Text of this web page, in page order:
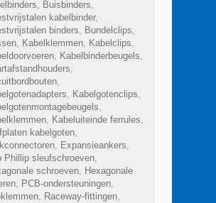
, Buisbinders,
kabelbinder,
binders, Bundelclips,
, Kabelklemmen, Kabelclips,
, Kabelbinderbeugels,
,
,
, Kabelgotenclips,
,
, Kabeluiteinde ferrules,
kabelgoten,
, Expansieankers,
Phillip sleufschroeven,
schroeven, Hexagonale
, PCB-ondersteuningen,
, Raceway-fittingen,